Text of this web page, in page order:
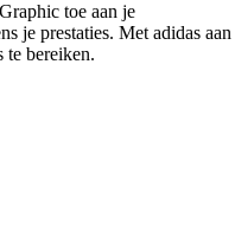
toe aan je
je prestaties. Met adidas aan
te bereiken.